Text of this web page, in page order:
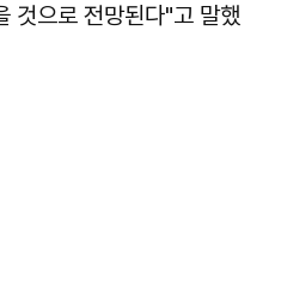
것으로 전망된다"고 말했